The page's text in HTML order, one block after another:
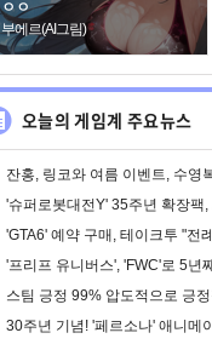
ㅇㅇ
부에르(AI그림)
오늘의 게임계 주요뉴스
잔홍, 링코와 여름 이벤트, 수영
'슈퍼로봇대전Y' 35주년 확장팩
'GTA6' 예약 구매, 테이크투 "전
'프리프 유니버스', 'FWC'로 5년
스팀 긍정 99% 압도적으로 긍
30주년 기념! '페르소나' 애니메